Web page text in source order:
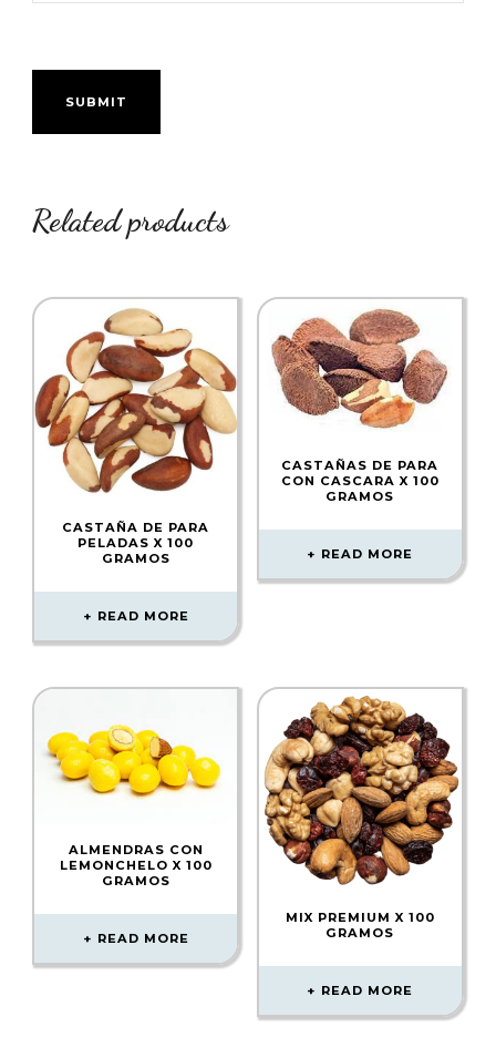
Related products
CASTAÑA DE PARA
PELADAS X 100
GRAMOS
READ MORE
CASTAÑAS DE PARA
CON CASCARA X 100
GRAMOS
READ MORE
ALMENDRAS CON
LEMONCHELO X 100
GRAMOS
READ MORE
MIX PREMIUM X 100
GRAMOS
READ MORE